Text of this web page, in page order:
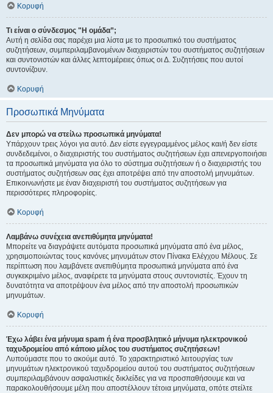
Κορυφή
Τι είναι ο σύνδεσμος "Η ομάδα”;
Αυτή η σελίδα σας παρέχει μια λίστα με το προσωπικό του συστήματος
συζητήσεων, συμπεριλαμβανομένων διαχειριστών του συστήματος συζητήσεων
και συντονιστών και άλλες λεπτομέρειες όπως οι Δ. Συζητήσεις που αυτοί
συντονίζουν.
Κορυφή
Προσωπικά Μηνύματα
Δεν μπορώ να στείλω προσωπικά μηνύματα!
Υπάρχουν τρεις λόγοι για αυτό. Δεν είστε εγγεγραμμένος μέλος και/ή δεν είστε
συνδεδεμένοι, ο διαχειριστής του συστήματος συζητήσεων έχει απενεργοποιήσει
τα προσωπικά μηνύματα για όλο το σύστημα συζητήσεων ή ο διαχειριστής του
συστήματος συζητήσεων σας έχει αποτρέψει από την αποστολή μηνυμάτων.
Επικοινωνήστε με έναν διαχειριστή του συστήματος συζητήσεων για
περισσότερες πληροφορίες.
Κορυφή
Λαμβάνω συνέχεια ανεπιθύμητα μηνύματα!
Μπορείτε να διαγράψετε αυτόματα προσωπικά μηνύματα από ένα μέλος,
χρησιμοποιώντας τους κανόνες μηνυμάτων στον Πίνακα Ελέγχου Μέλους. Σε
περίπτωση που λαμβάνετε ανεπιθύμητα προσωπικά μηνύματα από ένα
συγκεκριμένο μέλος, αναφέρετε τα μηνύματα στους συντονιστές. Έχουν τη
δυνατότητα να αποτρέψουν ένα μέλος από την αποστολή προσωπικών
μηνυμάτων.
Κορυφή
Έχω λάβει ένα μήνυμα spam ή ένα προσβλητικό μήνυμα ηλεκτρονικού
ταχυδρομείου από κάποιο μέλος του συστήματος συζητήσεων!
Λυπούμαστε που το ακούμε αυτό. Το χαρακτηριστικό λειτουργίας των
μηνυμάτων ηλεκτρονικού ταχυδρομείου αυτού του συστήματος συζητήσεων
συμπεριλαμβάνουν ασφαλιστικές δικλείδες για να προσπαθήσουμε και να
παρακολουθήσουμε μέλη που αποστέλλουν τέτοια μηνύματα, οπότε στείλτε